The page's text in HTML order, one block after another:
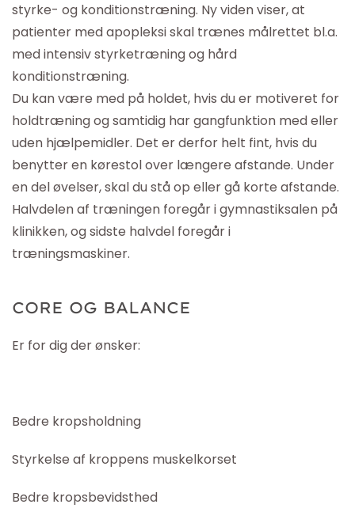
styrke- og konditionstræning. Ny viden viser, at
patienter med apopleksi skal trænes målrettet bl.a.
med intensiv styrketræning og hård
konditionstræning.
Du kan være med på holdet, hvis du er motiveret for
holdtræning og samtidig har gangfunktion med eller
uden hjælpemidler. Det er derfor helt fint, hvis du
benytter en kørestol over længere afstande. Under
en del øvelser, skal du stå op eller gå korte afstande.
Halvdelen af træningen foregår i gymnastiksalen på
klinikken, og sidste halvdel foregår i
træningsmaskiner.
CORE OG BALANCE
Er for dig der ønsker:
Bedre kropsholdning
Styrkelse af kroppens muskelkorset
Bedre kropsbevidsthed